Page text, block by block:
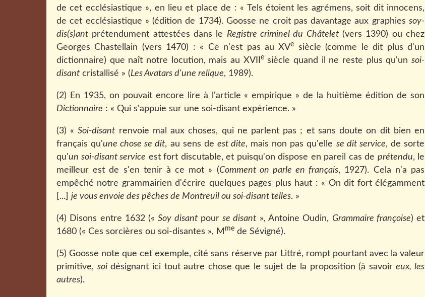
de cet ecclésiastique », en lieu et place de : « Tels étoient les agrémens, soit dit innocens,
de cet ecclésiastique » (édition de 1734). Goosse ne croit pas davantage aux graphies soy-
dis(s)ant prétendument attestées dans le Registre criminel du Châtelet(vers 1390) ou chez
Georges Chastellain (vers 1470) : « Ce n'est pas au XVe
siècle (comme le dit plus d'un
dictionnaire) que naît notre locution, mais au XVII
esiècle quand il ne reste plus qu'unsoi-
disant cristallisé » (Les Avatars d'une relique, 1989).
(2) En 1935, on pouvait encore lire à l'article « empirique » de la huitième édition de son
Dictionnaire : « Qui s'appuie sur une soi-disant expérience. »
(3) «Soi-disant renvoie mal aux choses, qui ne parlent pas ; et sans doute on dit bien en
français qu'une chose se dit, au sens de est dite, mais non pas qu'elle se dit service, de sorte
qu'un soi-disant service est fort discutable, et puisqu'on dispose en pareil cas de prétendu, le
meilleur est de s'en tenir à ce mot » (Comment on parle en français, 1927). Cela n'a pas
empêché notre grammairien d'écrire quelques pages plus haut : « On dit fort élégamment
[...] je vous envoie des pêches de Montreuil ou soi-disant telles. »
(4) Disons entre 1632 («Soy disantpourse disant », Antoine Oudin, Grammaire françoise) et
1680 (« Ces sorcières ou soi-disantes », M me de Sévigné).
(5) Goosse note que cet exemple, cité sans réserve par Littré, rompt pourtant avec la valeur
primitive, soidésignant ici tout autre chose que le sujet de la proposition (à savoireux, les
autres).